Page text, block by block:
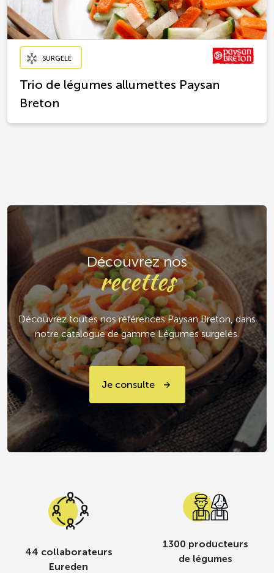
SURGELÉ
Trio de légumes allumettes Paysan
Breton
Découvrez nos
recettes
Découvrez toutes nos références Paysan Breton, dans
notre catalogue de gamme Légumes surgelés.
Je consulte
44 collaborateurs
Eureden
1300 producteurs
de légumes